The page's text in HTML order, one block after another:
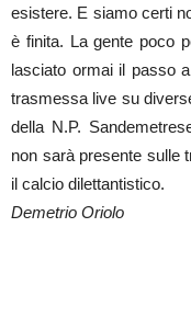
esistere. E siamo certi
è finita. La gente poco
lasciato ormai il passo
trasmessa live su
della N.P.
non sarà presente sulle
il calcio dilettantistico.
Demetrio Oriolo